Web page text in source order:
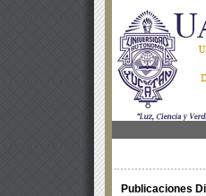
Publicaciones